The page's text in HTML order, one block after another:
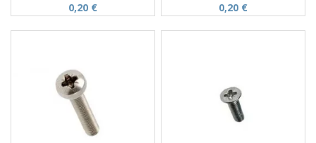
0,20 € 0,20 €